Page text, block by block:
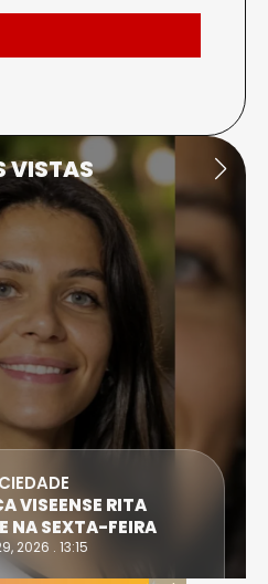
VISTAS
VISEENSE RITA
NA SEXTA-FEIRA
2026 . 13:15